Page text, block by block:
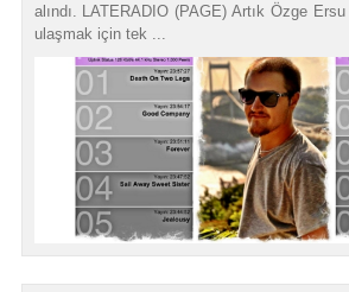
alındı. LATERADIO (PAGE) Artık Özge
ulaşmak için tek ...